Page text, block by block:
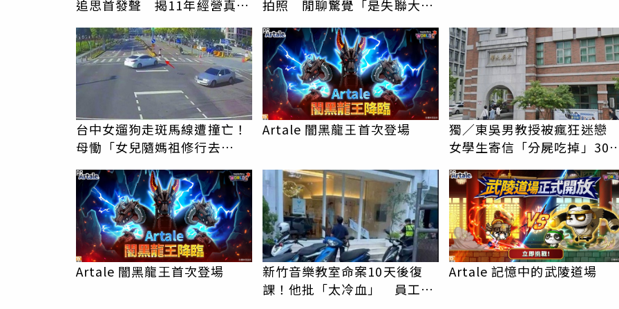
追思首發聲 揭11年經營真相
拍照 閒聊驚覺「是失聯大
台中女遛狗走斑馬線遭撞亡！
母慟「女兒隨媽祖修行去
Artale 闇黑龍王首次登場
PR
獨／東吳男教授被瘋狂迷
女學生寄信「分屍吃掉」30
Artale 闇黑龍王首次登場
PR
新竹音樂教室命案10天後復
課！他批「太冷血」 員工怒
Artale 記憶中的武陵道場
PR